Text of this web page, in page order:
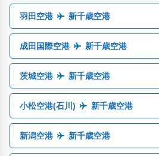
羽田空港 新千歳空港
成田国際空港 新千歳空港
茨城空港 新千歳空港
小松空港(石川) 新千歳空港
新潟空港 新千歳空港